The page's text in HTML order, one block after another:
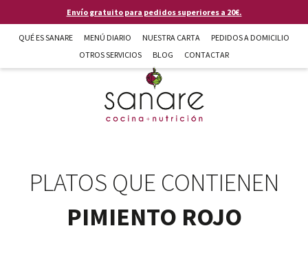
Pasar al contenido principalEnvío gratuito para pedidos superiores a 20€.
QUÉ ES SANARE MENÚ DIARIO NUESTRA CARTA
PEDIDOS A DOMICILIO
OTROS SERVICIOS
BLOG CONTACTAR
Sanare cocina + nutrición en Almería
PLATOS QUE CONTIENEN
PIMIENTO ROJO